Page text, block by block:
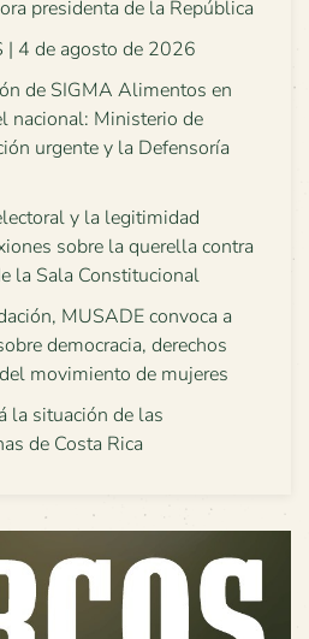
presidenta de la República
| 4 de agosto de 2026
de SIGMA Alimentos en
nacional: Ministerio de
urgente y la Defensoría
y la legitimidad
sobre la querella contra
la Sala Constitucional
MUSADE convoca a
democracia, derechos
movimiento de mujeres
la situación de las
de Costa Rica